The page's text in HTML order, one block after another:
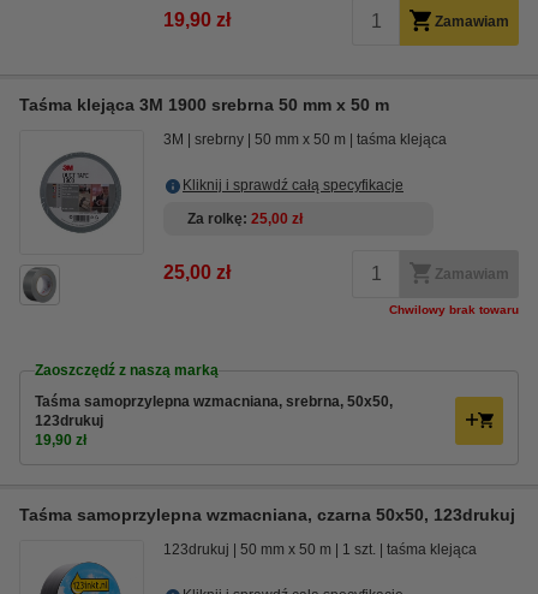
19,90 zł Zamawiam
Taśma klejąca 3M 1900 srebrna 50 mm x 50 m
3M srebrny 50 mm x 50 m taśma klejąca
Kliknij i sprawdź całą specyfikacje
Za rolkę 25,00 zł
25,00 zł Zamawiam
Chwilowy brak towaru
Zaoszczędź z naszą marką
Taśma samoprzylepna wzmacniana, srebrna, 50x50,
123drukuj
19,90 zł
Taśma samoprzylepna wzmacniana, czarna 50x50, 123drukuj
123drukuj 50 mm x 50 m 1 szt. taśma klejąca